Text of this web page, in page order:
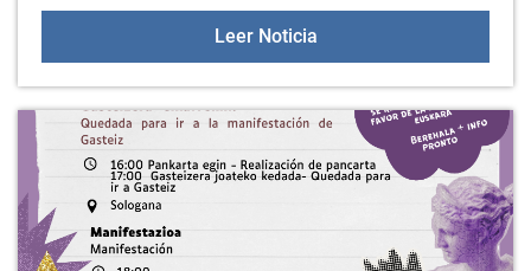
Leer NoticiaPrueba en linea Durana